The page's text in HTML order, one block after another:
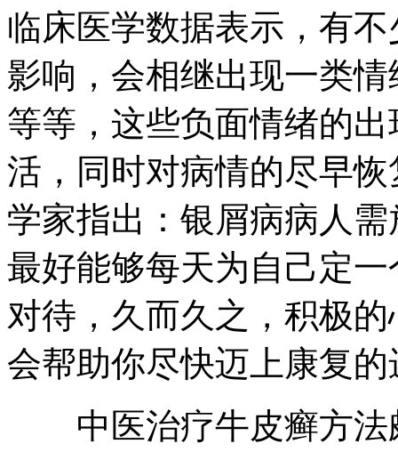
临床医学数据表示，有
影响，会相继出现一类
等等，这些负面情绪的
活，同时对病情的尽早
学家指出：银屑病病人
最好能够每天为自己定
对待，久而久之，积极
会帮助你尽快迈上康复的
中医治疗牛皮癣方法